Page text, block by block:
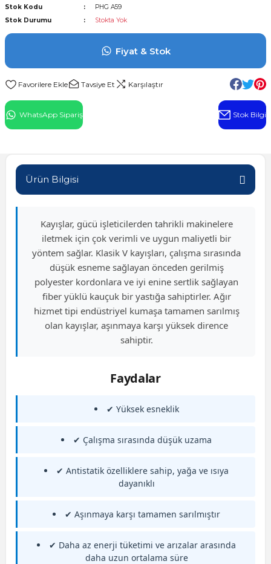
Rulman
Stok Kodu
PHG A59
Stok Durumu
Stokta Yok
Fiyat & Stok
Tavsiye Et Karşılaştır
WhatsApp Sipariş Stok Bilgi
Ürün Bilgisi
Kayışlar, gücü işleticilerden tahrikli makinelere
iletmek için çok verimli ve uygun maliyetli bir
yöntem sağlar. Klasik V kayışları, çalışma sırasında
düşük esneme sağlayan önceden gerilmiş
polyester kordonlara ve iyi enine sertlik sağlayan
fiber yüklü kauçuk bir yastığa sahiptirler. Ağır
hizmet tipi endüstriyel kumaşa tamamen sarılmış
olan kayışlar, aşınmaya karşı yüksek dirence
sahiptir.
Faydalar
✔ Yüksek esneklik
✔ Çalışma sırasında düşük uzama
✔ Antistatik özelliklere sahip, yağa ve ısıya
dayanıklı
✔ Aşınmaya karşı tamamen sarılmıştır
✔ Daha az enerji tüketimi ve arızalar arasında
daha uzun ortalama süre